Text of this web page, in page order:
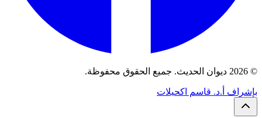
© 2026 ديوان الحديث. جميع الحقوق محفوظة.
بإشراف أ.د. قاسم اكحيلات